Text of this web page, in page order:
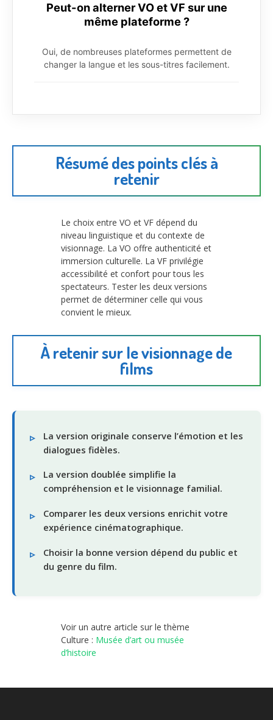
Peut-on alterner VO et VF sur une
même plateforme ?
Oui, de nombreuses plateformes permettent de
changer la langue et les sous-titres facilement.
Résumé des points clés à
retenir
Le choix entre VO et VF dépend du
niveau linguistique et du contexte de
visionnage. La VO offre authenticité et
immersion culturelle. La VF privilégie
accessibilité et confort pour tous les
spectateurs. Tester les deux versions
permet de déterminer celle qui vous
convient le mieux.
À retenir sur le visionnage de
films
La version originale conserve l’émotion et les
dialogues fidèles.
La version doublée simplifie la
compréhension et le visionnage familial.
Comparer les deux versions enrichit votre
expérience cinématographique.
Choisir la bonne version dépend du public et
du genre du film.
Voir un autre article sur le thème
Culture : Musée d’art ou musée
d’histoire